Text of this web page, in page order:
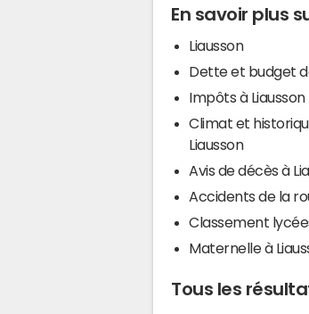
En savoir plus
Liausson
Dette et budget
Impôts à Liausson
Climat et
Liausson
Avis de décès à
Accidents de la
Classement
Maternelle à
Tous les